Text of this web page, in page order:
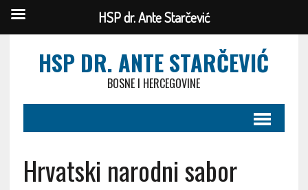
HSP DR. ANTE STARČEVIĆ
BOSNE I HERCEGOVINE
Hrvatski narodni sabor
HSP dr. Ante Starčević